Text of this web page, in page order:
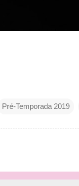
Pré-Temporada 2019